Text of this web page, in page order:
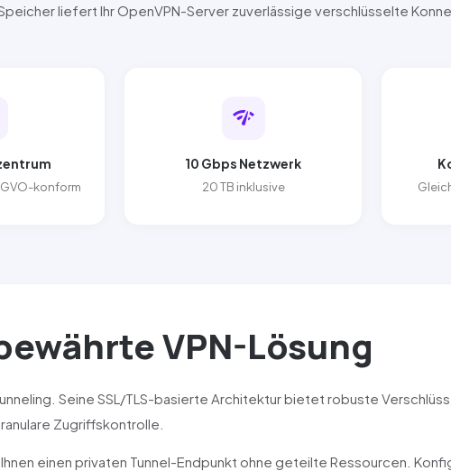
liefert IhrOpenVPN-Server zuverlässige verschlüsselte
konform
network_check
10 Gbps Netzwerk
20 TB inklusive
VPN-Lösung
Seine SSL /TLS-basierte Architektur bietet robuste
Zugriffskontrolle.
einen privaten Tunnel-Endpunkt ohne geteilte Ressourcen.